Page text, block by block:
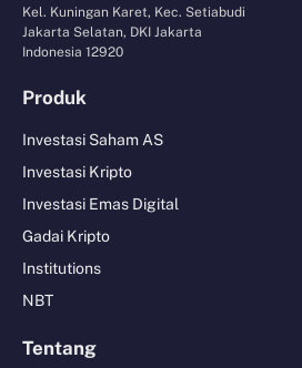
Kel. Kuningan Karet, Kec. Setiabudi
Jakarta Selatan, DKI Jakarta
Indonesia 12920
Produk
Investasi Saham AS
Investasi Kripto
Investasi Emas Digital
Gadai Kripto
Institutions
NBT
Tentang